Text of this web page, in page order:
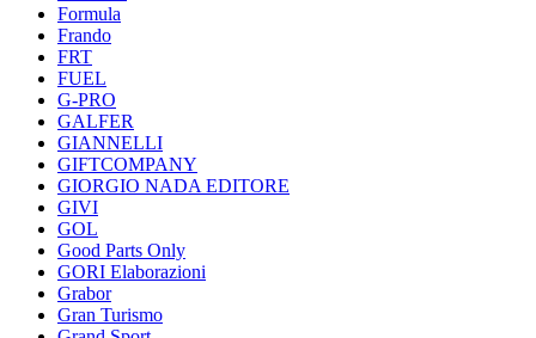
Formula
Frando
FRT
FUEL
G-PRO
GALFER
GIANNELLI
GIFTCOMPANY
GIORGIO NADA EDITORE
GIVI
GOL
Good Parts Only
GORI Elaborazioni
Grabor
Gran Turismo